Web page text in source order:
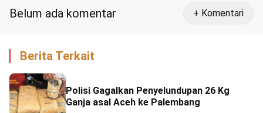
Belum ada komentar + Komentari
Berita Terkait
Polisi Gagalkan Penyelundupan 26 Kg
Ganja asal Aceh ke Palembang